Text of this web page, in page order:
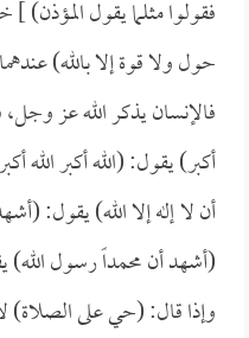
فقولوا مثلما يقول المؤذن) ]
حول ولا قوة إلا بالله)
فالإنسان يذكر الله عز وجل،
أكبر) يقول: (الله أكبر الله
أن لا إله إلا الله) يقول:
(أشهد أن محمداً رسول
وإذا قال: (حي على الصلاة)